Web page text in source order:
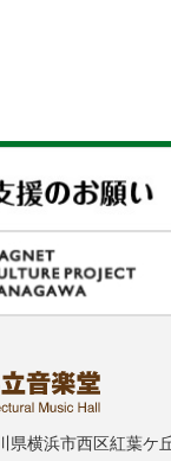
横浜市西区紅葉ケ